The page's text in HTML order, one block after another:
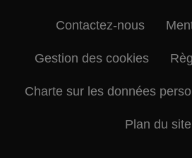
Contactez-nous
Gestion des cookies
Charte sur les données
Plan du site